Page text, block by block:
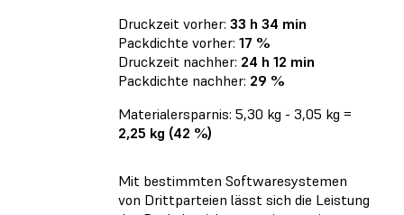
Druckzeit vorher: 33 h 34 min
Packdichte vorher: 17 %
Druckzeit nachher: 24 h 12 min
Packdichte nachher: 29 %
Materialersparnis: 5,30 kg - 3,05 kg =
2,25 kg (42 %)
Mit bestimmten Softwaresystemen
von Drittparteien lässt sich die Leistung